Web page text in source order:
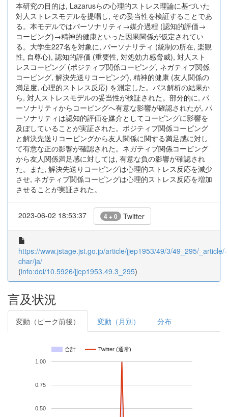
本研究の目的は, Lazarusらの心理的ストレス理論に基づいた
対人ストレスモデルを提唱し, その妥当性を検証することであ
る。本モデルではパーソナリティ→媒介過程 (認知的評価→
コーピング)→精神的健康といった因果関係が仮定されてい
る。大学生227名を対象に, パーソナリティ (統制の所在, 楽観
性, 自尊心), 認知的評価 (重要性, 対処効力感脅威), 対人スト
レスコーピング (ポジティブ関係コーピング, ネガティブ関係
コーピング, 解決先送りコーピング), 精神的健康 (友人関係の
満足度, 心理的ストレス反応) を測定した。パス解析の結果か
ら, 対人ストレスモデルの妥当性が検証された。部分的に, パ
ーソナリティからコーピングへ有意な影響が確認されたが, パ
ーソナリティは認知的評価を媒介としてコーピングに影響を
及ぼしていることが実証された。ポジティブ関係コーピング
と解決先送りコーピングから友人関係に関する満足感に対し
て有意な正の影響が確認された。ネガティブ関係コーピング
から友人関係満足感に対しては, 有意な負の影響が確認され
た。また, 解決先送りコーピングは心理的ストレス反応を減少
させ, ネガティブ関係コーピングは心理的ストレス反応を増加
させることが実証された。
2023-06-02 18:53:37 4 + 0 Twitter
https://www.jstage.jst.go.jp/article/jjep1953/49/3/49_295/_article/-
char/ja/
(info:doi/10.5926/jjep1953.49.3_295)
言及状況
変動（ピーク前後） 変動（月別） 分布
合計 Twitter (通常)
0.50
0.75
1.00